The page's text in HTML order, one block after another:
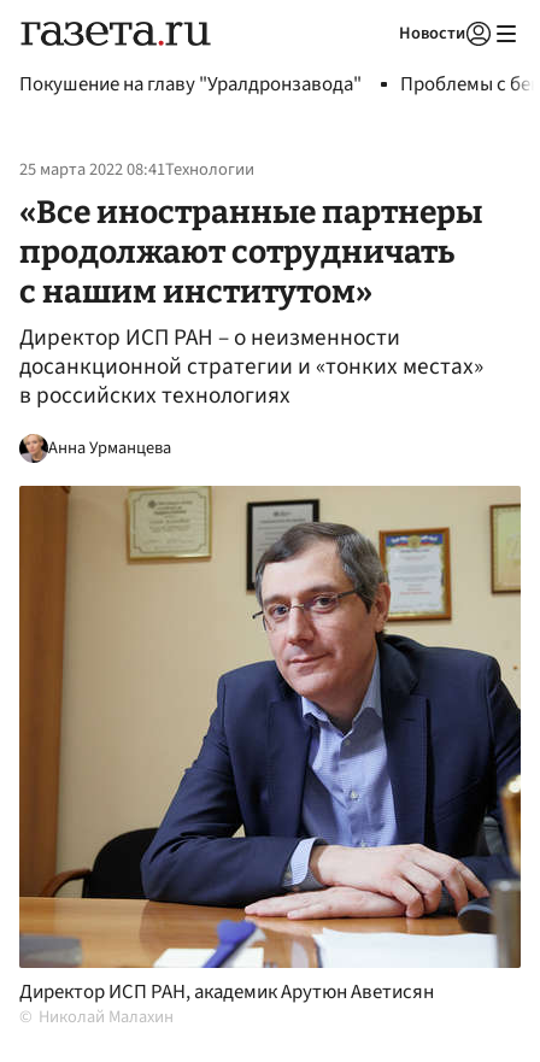
Новости
Покушение на главу "Уралдронзавода" Проблемы с
25 марта 2022 08:41Технологии
«Все иностранные партнеры
продолжают сотрудничать
с нашим институтом»
Директор ИСП РАН – о неизменности
досанкционной стратегии и «тонких местах»
в российских технологиях
Анна Урманцева
Директор ИСП РАН, академик Арутюн Аветисян
Николай Малахин